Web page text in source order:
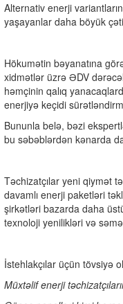
Alternativ enerji
yaşayanlar daha böyük
Hökumətin bəyanatına
xidmətlər üzrə ƏDV
həmçinin qalıq
enerjiyə keçidi
Bununla belə, bəzi
bu səbəblərdən kənarda
Təchizatçılar yeni qiymət
davamlı enerji paketləri
şirkətləri bazarda daha
texnoloji yenilikləri və
İstehlakçılar üçün tövsiyə
Müxtəlif enerji